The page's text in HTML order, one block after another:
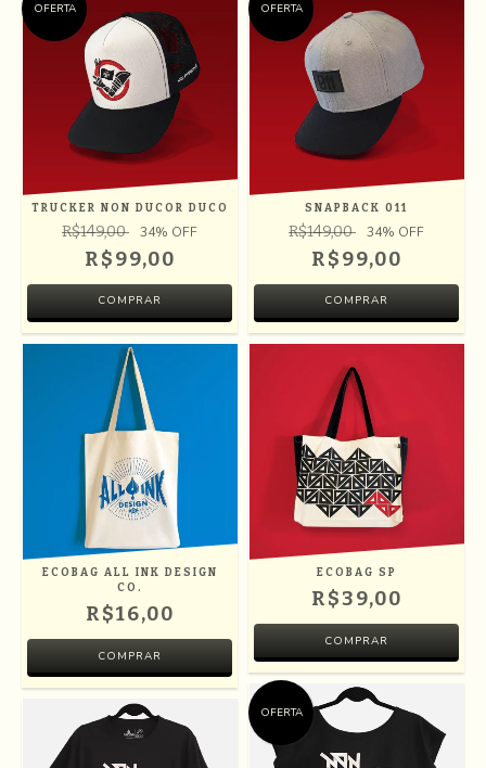
OFERTA
TRUCKER NON DUCOR DUCO
R$149,00 34% OFF
R$99,00
COMPRAR
OFERTA
SNAPBACK 011
R$149,00 34% OFF
R$99,00
COMPRAR
ECOBAG ALL INK DESIGN
CO.
R$16,00
ECOBAG SP
R$39,00
OFERTA